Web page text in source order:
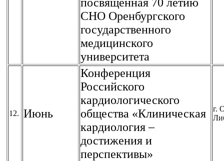
СНО Оренбургского
государственного
медицинского
университета
12. Июнь
Конференция
Российского
кардиологического
общества «Клиническая
кардиология –
достижения и
перспективы»
г.